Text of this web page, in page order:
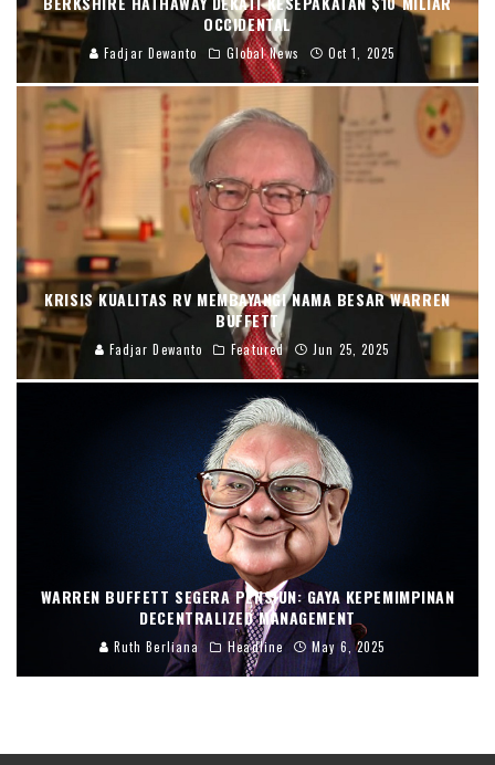
OCCIDENTAL
Fadjar Dewanto Global News Oct 1, 2025
KRISIS KUALITAS RV MEMBAYANGI NAMA BESAR WARREN
BUFFETT
Fadjar Dewanto Featured Jun 25, 2025
WARREN BUFFETT SEGERA PENSIUN: GAYA KEPEMIMPINAN
DECENTRALIZED MANAGEMENT
Ruth Berliana Headline May 6, 2025